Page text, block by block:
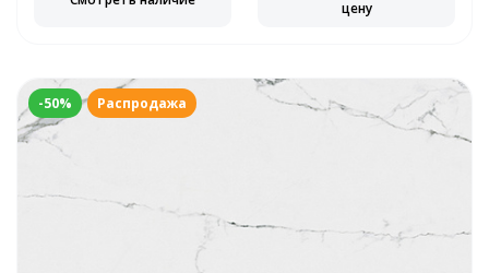
цену
-50% Распродажа